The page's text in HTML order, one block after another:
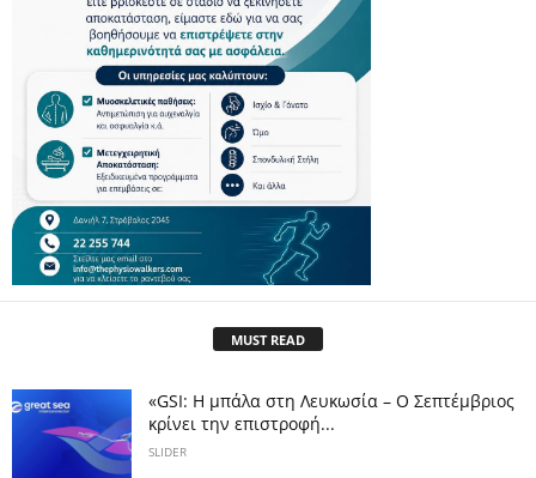
MUST READ
«GSI: Η μπάλα στη Λευκωσία – Ο Σεπτέμβριος
κρίνει την επιστροφή...
SLIDER